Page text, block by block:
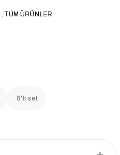
TÜM ÜRÜNLER
8'li set